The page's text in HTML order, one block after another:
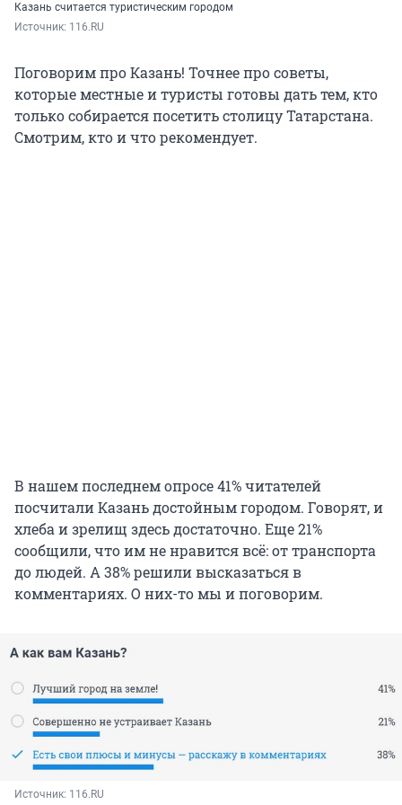
Казань считается туристическим городом
Источник: 116.RU
Поговорим про Казань! Точнее про советы,
которые местные и туристы готовы дать тем, кто
только собирается посетить столицу Татарстана.
Смотрим, кто и что рекомендует.
В нашем последнем опросе 41% читателей
посчитали Казань достойным городом. Говорят, и
хлеба и зрелищ здесь достаточно. Еще 21%
сообщили, что им не нравится всё: от транспорта
до людей. А 38% решили высказаться в
комментариях. О них-то мы и поговорим.
Источник: 116.RU